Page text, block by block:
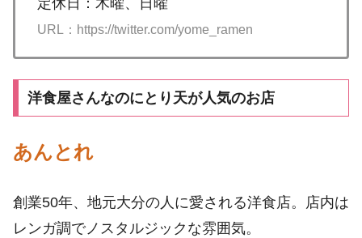
URL：https://twitter.com/yome_ramen
洋食屋さんなのにとり天が人気のお店
あんとれ
創業50年、地元大分の人に愛される洋食店。店内は
レンガ調でノスタルジックな雰囲気。